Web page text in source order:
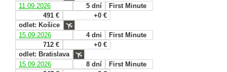
11.09.2026
5 dní
First Minute
491 €
+0 €
odlet: Košice
15.09.2026
4 dni
First Minute
712 €
+0 €
odlet: Bratislava
15.09.2026
8 dní
First Minute